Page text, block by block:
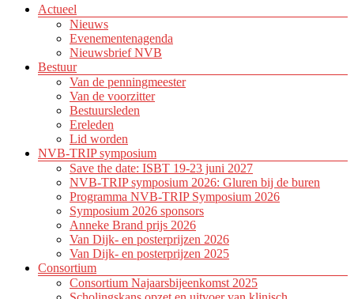
Actueel
Nieuws
Evenementenagenda
Nieuwsbrief NVB
Bestuur
Van de penningmeester
Van de voorzitter
Bestuursleden
Ereleden
Lid worden
NVB-TRIP symposium
Save the date: ISBT 19-23 juni 2027
NVB-TRIP symposium 2026: Gluren bij de buren
Programma NVB-TRIP Symposium 2026
Symposium 2026 sponsors
Anneke Brand prijs 2026
Van Dijk- en posterprijzen 2026
Van Dijk- en posterprijzen 2025
Consortium
Consortium Najaarsbijeenkomst 2025